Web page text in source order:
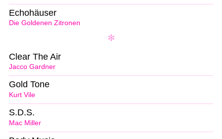
Die Goldenen Zitronen
Echohäuser
Jacco Gardner
Clear The Air
Kurt Vile
Gold Tone
Mac Miller
S.D.S.